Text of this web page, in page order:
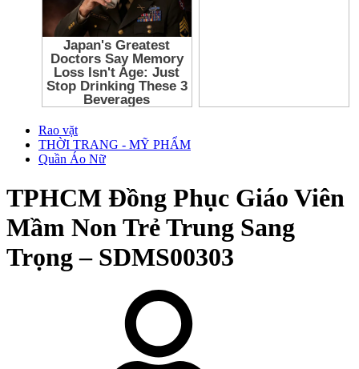
Rao vặt
THỜI TRANG - MỸ PHẨM
Quần Áo Nữ
TPHCM Đồng Phục Giáo Viên
Mầm Non Trẻ Trung Sang
Trọng – SDMS00303